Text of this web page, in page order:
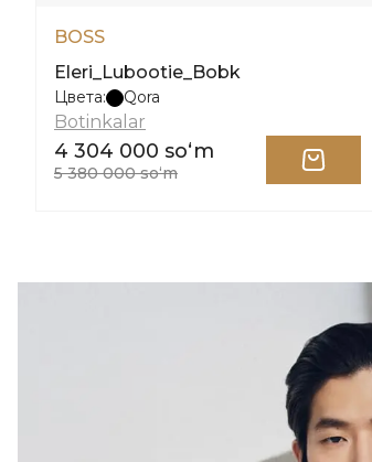
BOSS
Eleri_Lubootie_Bobk
Цвета: Qora
Botinkalar
4 304 000 soʻm
5 380 000 soʻm